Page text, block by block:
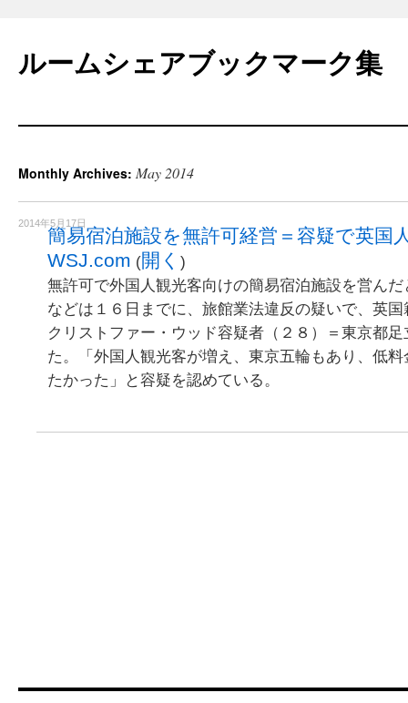
content
ルームシェアブックマーク集
Monthly Archives: May 2014
2014年5月17日
簡易宿泊施設を無許可経営＝容疑で英国
WSJ.com (開く )
無許可で外国人観光客向けの簡易宿泊施設を営ん
などは１６日までに、旅館業法違反の疑いで、英
クリストファー・ウッド容疑者（２８）＝東京都
た。「外国人観光客が増え、東京五輪もあり、低
たかった」と容疑を認めている。